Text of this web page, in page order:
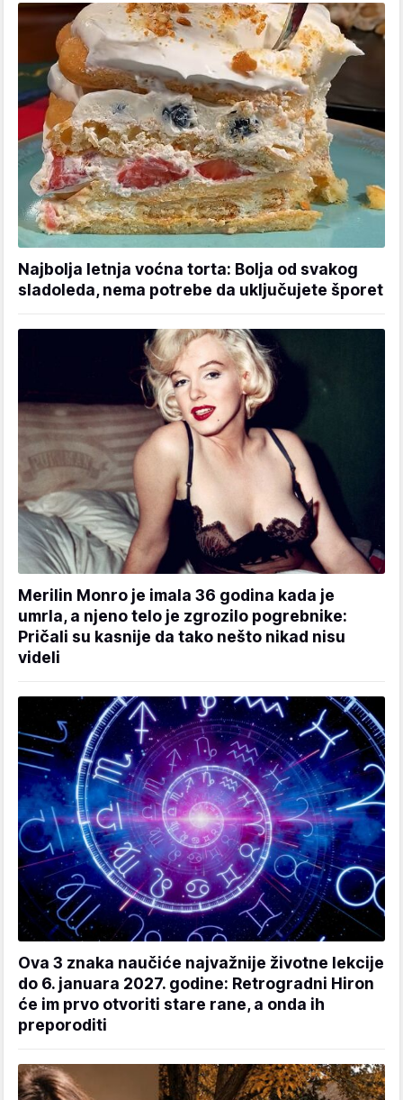
Najbolja letnja voćna torta: Bolja od svakog
sladoleda, nema potrebe da uključujete šporet
Merilin Monro je imala 36 godina kada je
umrla, a njeno telo je zgrozilo pogrebnike:
Pričali su kasnije da tako nešto nikad nisu
videli
Ova 3 znaka naučiće najvažnije životne lekcije
do 6. januara 2027. godine: Retrogradni Hiron
će im prvo otvoriti stare rane, a onda ih
preporoditi